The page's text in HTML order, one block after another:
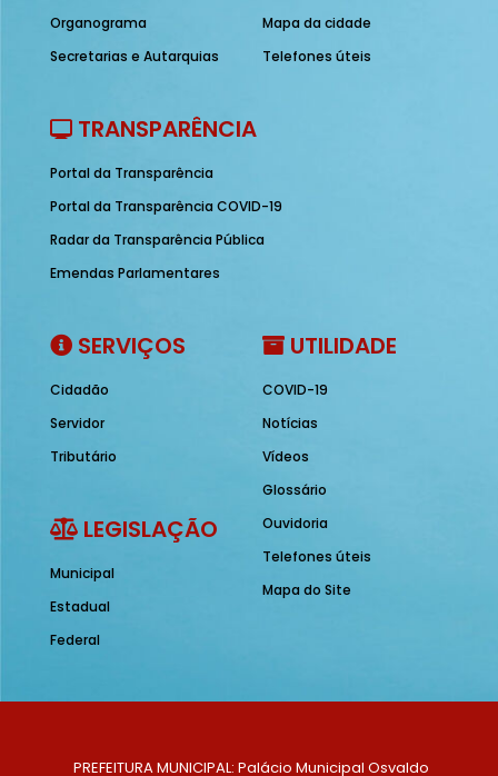
Organograma
Secretarias e Autarquias
Mapa da cidade
Telefones úteis
TRANSPARÊNCIA
Portal da Transparência
Portal da Transparência COVID-19
Radar da Transparência Pública
Emendas Parlamentares
SERVIÇOS
Cidadão
Servidor
Tributário
LEGISLAÇÃO
Municipal
Estadual
Federal
UTILIDADE
COVID-19
Notícias
Vídeos
Glossário
Ouvidoria
Telefones úteis
Mapa do Site
PREFEITURA MUNICIPAL: Palácio Municipal Osvaldo